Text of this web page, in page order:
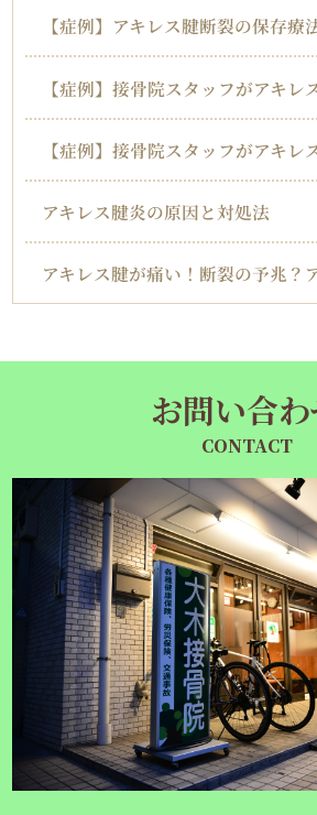
【症例】アキレス腱断裂の保存療
【症例】接骨院スタッフがアキ
【症例】接骨院スタッフがアキ
アキレス腱炎の原因と対処法
アキレス腱が痛い！断裂の予兆？
お問い合
CONTACT